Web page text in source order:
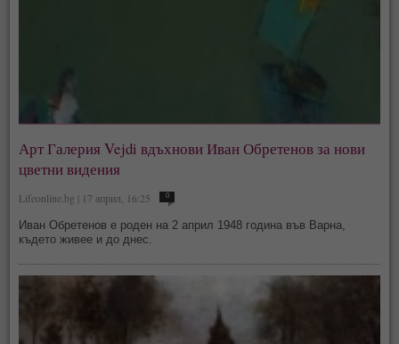
Арт Галерия Vejdi вдъхнови Иван Обретенов за нови
цветни видения
Lifeonline.bg | 17 април, 16:25 0
Иван Обретенов е роден на 2 април 1948 година във Варна,
където живее и до днес.